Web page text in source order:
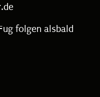
folgen alsbald